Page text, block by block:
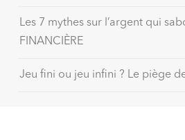
Les 7 mythes sur l’argent qui
FINANCIÈRE
Jeu fini ou jeu infini ? Le piège